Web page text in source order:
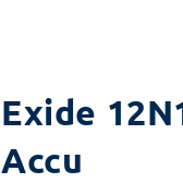
Exide
Accu